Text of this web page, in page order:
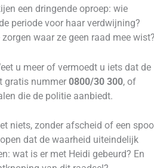
een dringende oproep: wie
periode voor haar verdwijning?
waar ze geen raad mee wist?
u meer of vermoedt u iets dat de
gratis nummer 0800/30 300, of
die de politie aanbiedt.
niets, zonder afscheid of een
dat de waarheid uiteindelijk
wat is er met Heidi gebeurd? En